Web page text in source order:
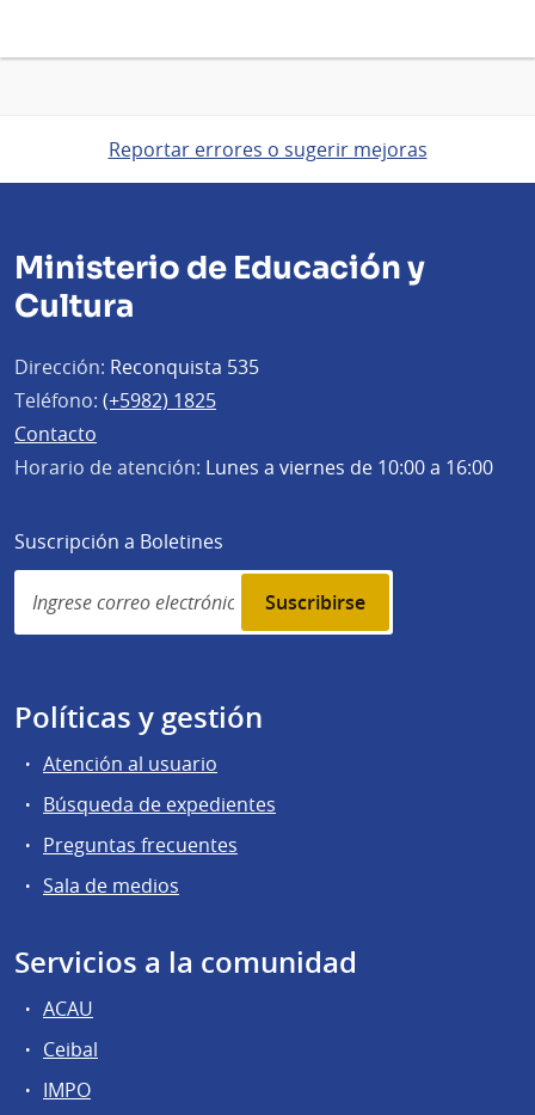
Reportar errores o sugerir mejoras
Ministerio de Educación y
Cultura
Dirección: Reconquista 535
Teléfono: (+5982) 1825
Contacto
Horario de atención: Lunes a viernes de 10:00 a 16:00
Suscripción a Boletines
Simplenews
subscription
Políticas y gestión
Atención al usuario
Búsqueda de expedientes
Preguntas frecuentes
Sala de medios
Servicios a la comunidad
ACAU
Ceibal
IMPO